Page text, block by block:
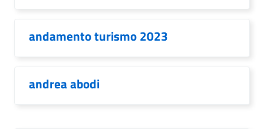
andamento turismo 2023
andrea abodi